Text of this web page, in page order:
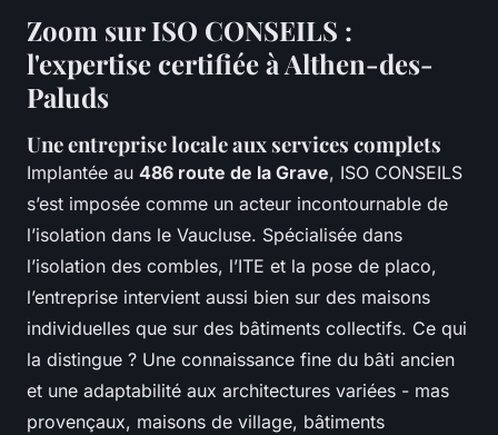
Zoom sur ISO CONSEILS :
l'expertise certifiée à Althen-des-
Paluds
Une entreprise locale aux services complets
Implantée au 486 route de la Grave, ISO CONSEILS
s’est imposée comme un acteur incontournable de
l’isolation dans le Vaucluse. Spécialisée dans
l’isolation des combles, l’ITE et la pose de placo,
l’entreprise intervient aussi bien sur des maisons
individuelles que sur des bâtiments collectifs. Ce qui
la distingue ? Une connaissance fine du bâti ancien
et une adaptabilité aux architectures variées - mas
provençaux, maisons de village, bâtiments